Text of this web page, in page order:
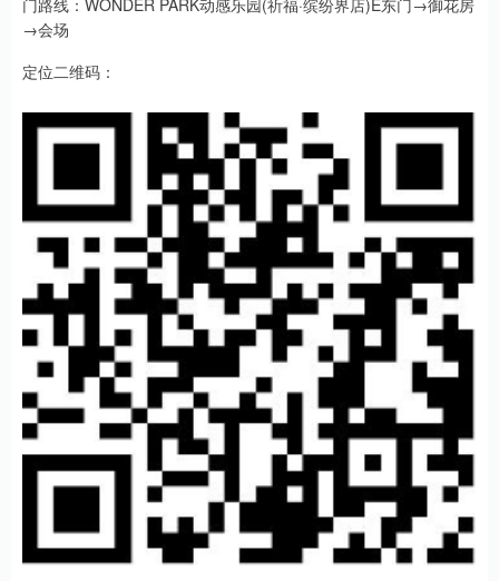
门路线：WONDER PARK动感乐园(祈福·缤纷界店)E东门→御花房
→会场
定位二维码：